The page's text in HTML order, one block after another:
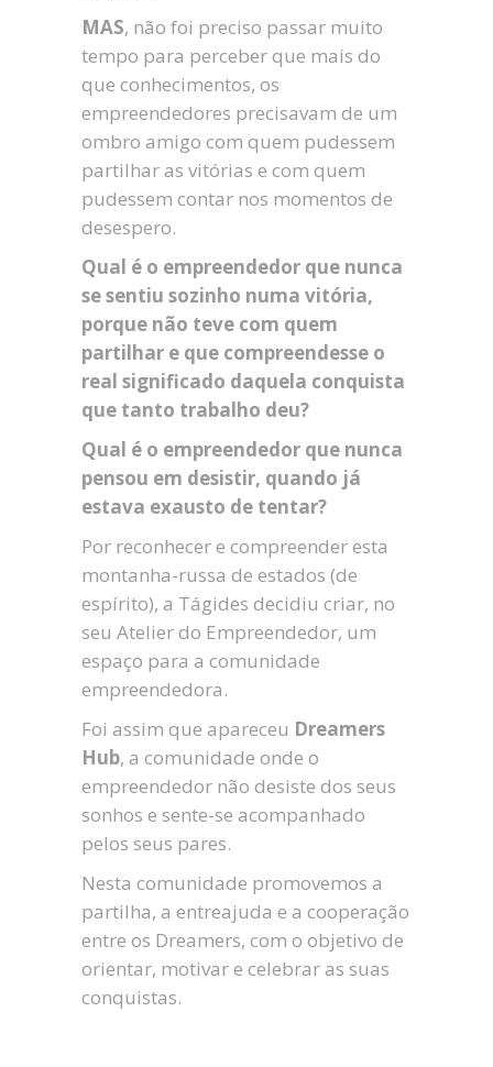
MAS, não foi preciso passar muito
tempo para perceber que mais do
que conhecimentos, os
empreendedores precisavam de um
ombro amigo com quem pudessem
partilhar as vitórias e com quem
pudessem contar nos momentos de
desespero.
Qual é o empreendedor que nunca
se sentiu sozinho numa vitória,
porque não teve com quem
partilhar e que compreendesse o
real significado daquela conquista
que tanto trabalho deu?
Qual é o empreendedor que nunca
pensou em desistir, quando já
estava exausto de tentar?
Por reconhecer e compreender esta
montanha-russa de estados (de
espírito), a Tágides decidiu criar, no
seu Atelier do Empreendedor, um
espaço para a comunidade
empreendedora.
Foi assim que apareceu Dreamers
Hub, a comunidade onde o
empreendedor não desiste dos seus
sonhos e sente-se acompanhado
pelos seus pares.
Nesta comunidade promovemos a
partilha, a entreajuda e a cooperação
entre os Dreamers, com o objetivo de
orientar, motivar e celebrar as suas
conquistas.